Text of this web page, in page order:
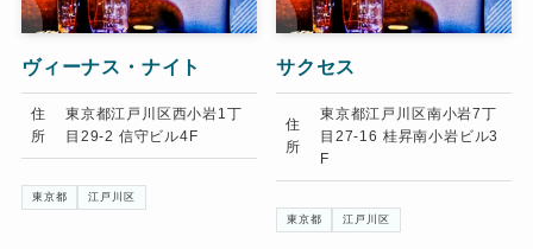
ヴィーナス・ナイト
住
所
東京都江戸川区西小岩1丁
目29-2 信守ビル4F
東京都 江戸川区
サクセス
住
所
東京都江戸川区南小岩7丁
目27-16 桂昇南小岩ビル3
F
東京都 江戸川区